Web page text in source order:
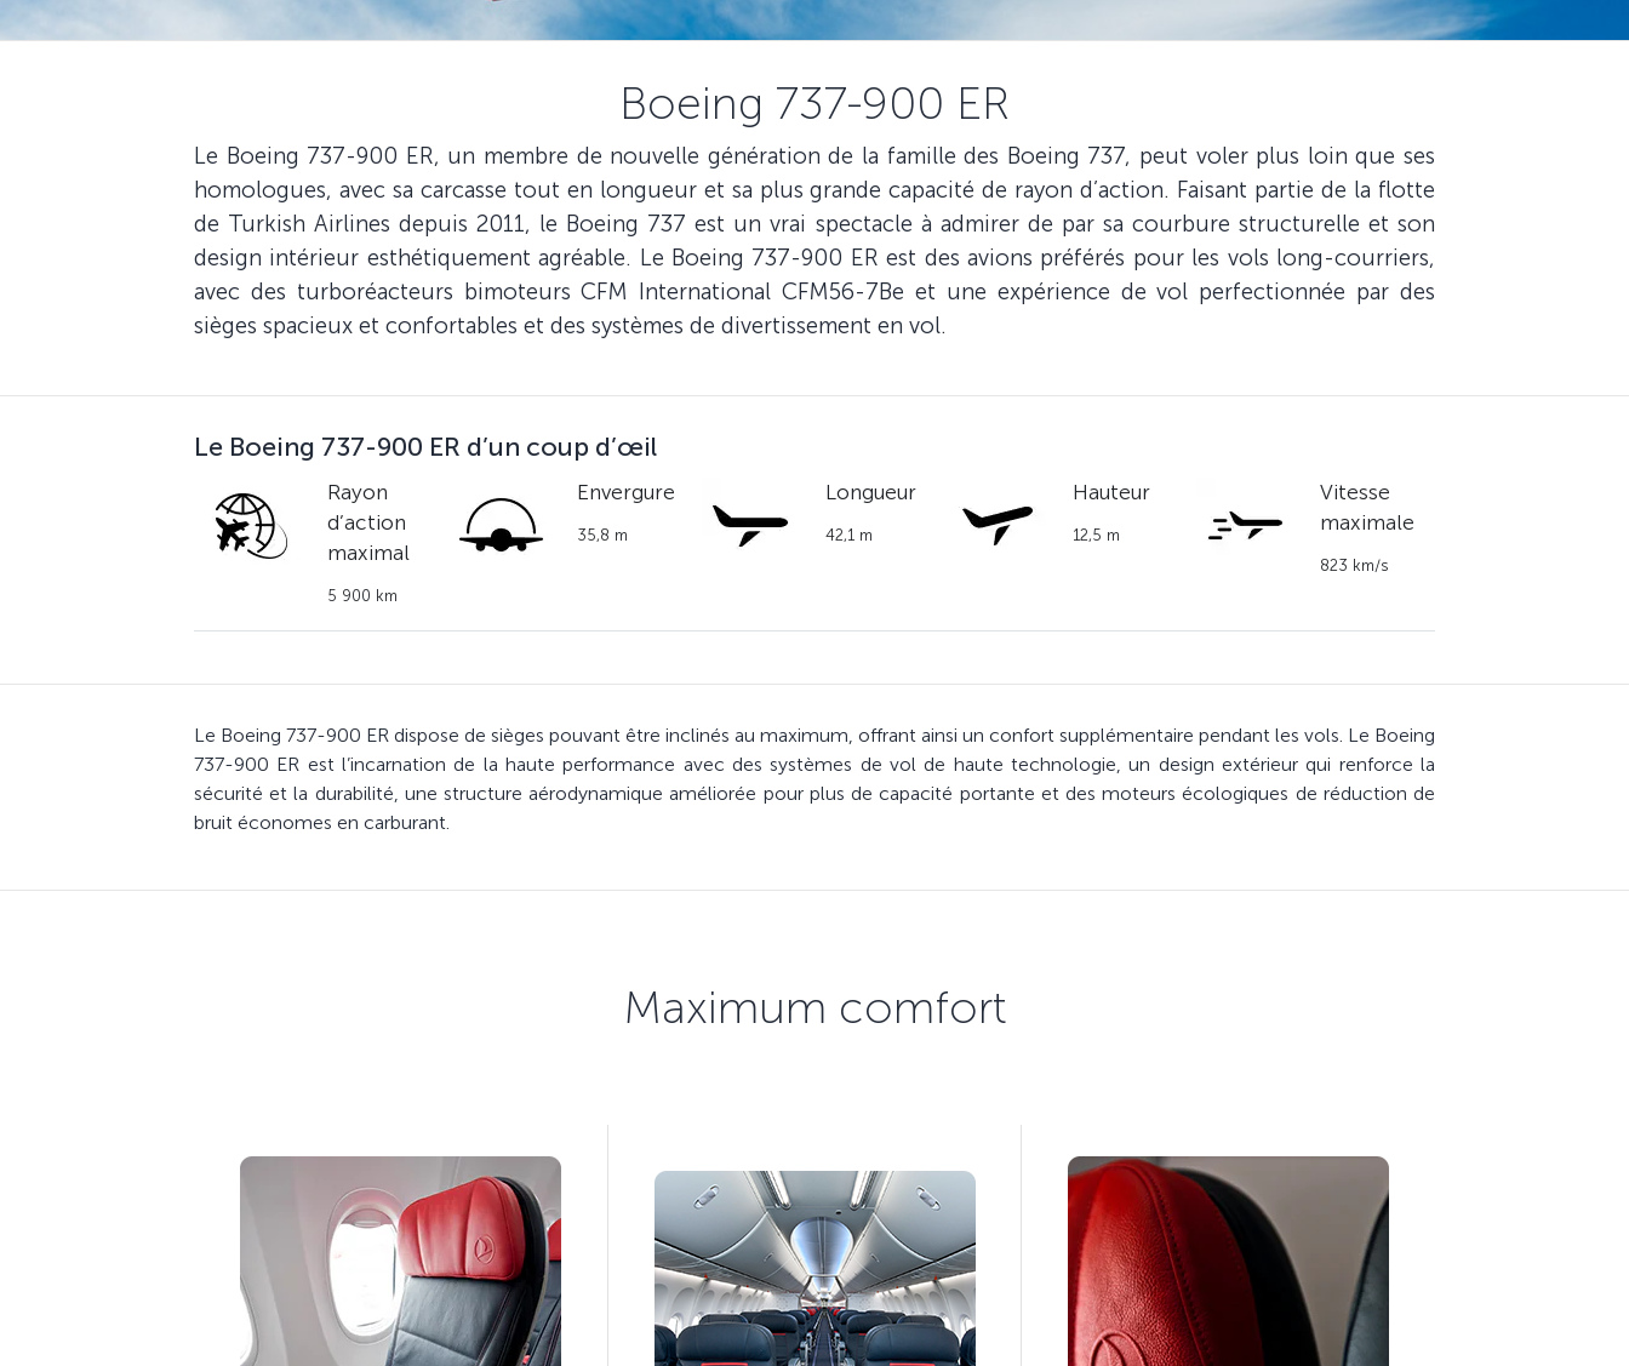
Boeing 737-900 ER
Le Boeing 737-900 ER, un membre de nouvelle génération de la famille des Boeing 737, peut voler plus loin que ses
homologues, avec sa carcasse tout en longueur et sa plus grande capacité de rayon d’action. Faisant partie de la flotte
de Turkish Airlines depuis 2011, le Boeing 737 est un vrai spectacle à admirer de par sa courbure structurelle et son
design intérieur esthétiquement agréable. Le Boeing 737-900 ER est des avions préférés pour les vols long-courriers,
avec des turboréacteurs bimoteurs CFM International CFM56-7Be et une expérience de vol perfectionnée par des
sièges spacieux et confortables et des systèmes de divertissement en vol.
Le Boeing 737-900 ER d’un coup d’œil
Rayon
d’action
maximal
5 900 km
Envergure
35,8 m
Longueur
42,1 m
Hauteur
12,5 m
Vitesse
maximale
823 km/s
Le Boeing 737-900 ER dispose de sièges pouvant être inclinés au maximum, offrant ainsi un confort supplémentaire pendant les vols. Le Boeing
737-900 ER est l’incarnation de la haute performance avec des systèmes de vol de haute technologie, un design extérieur qui renforce la
sécurité et la durabilité, une structure aérodynamique améliorée pour plus de capacité portante et des moteurs écologiques de réduction de
bruit économes en carburant.
Maximum comfort